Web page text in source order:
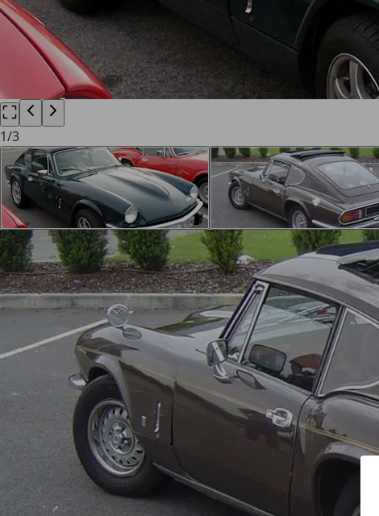
1/3